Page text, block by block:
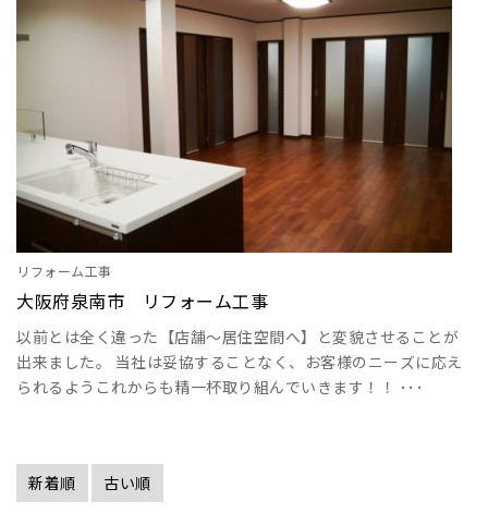
リフォーム工事
大阪府泉南市 リフォーム工事
以前とは全く違った【店舗～居住空間へ】と変貌させることが
出来ました。 当社は妥協することなく、お客様のニーズに応え
られるようこれからも精一杯取り組んでいきます！！ ･･･
新着順 古い順